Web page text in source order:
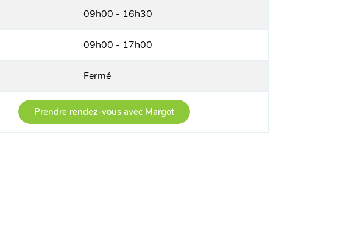
09h00 - 16h30
09h00 - 17h00
Fermé
Prendre rendez-vous avec Margot